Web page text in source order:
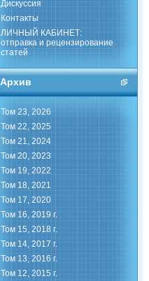
Дискуссия
Контакты
ЛИЧНЫЙ КАБИНЕТ:
отправка и рецензирование
статей
Архив
Том 23, 2026
Том 22, 2025
Том 21, 2024
Том 20, 2023
Том 19, 2022
Том 18, 2021
Том 17, 2020
Том 16, 2019 г.
Том 15, 2018 г.
Том 14, 2017 г.
Том 13, 2016 г.
Том 12, 2015 г.